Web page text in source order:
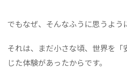
でもなぜ、そんなふうに思うよう
それは、まだ小さな頃、世界を
じた体験があったからです。